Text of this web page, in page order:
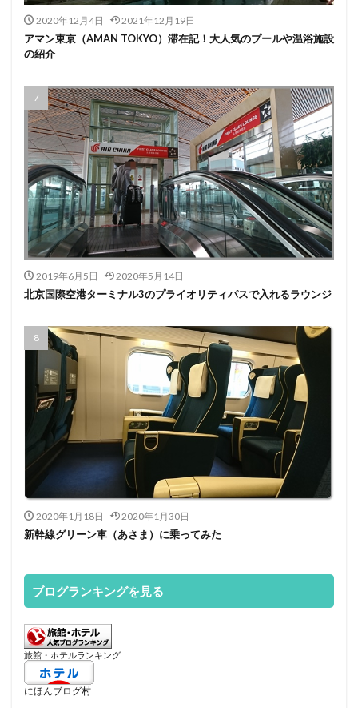
2020年12月4日 2021年12月19日
アマン東京（AMAN TOKYO）滞在記！大人気のプールや温浴施設
の紹介
2019年6月5日 2020年5月14日
北京国際空港ターミナル3のプライオリティパスで入れるラウンジ
2020年1月18日 2020年1月30日
新幹線グリーン車（あさま）に乗ってみた
ブログランキングを見る
旅館・ホテルランキング
にほんブログ村